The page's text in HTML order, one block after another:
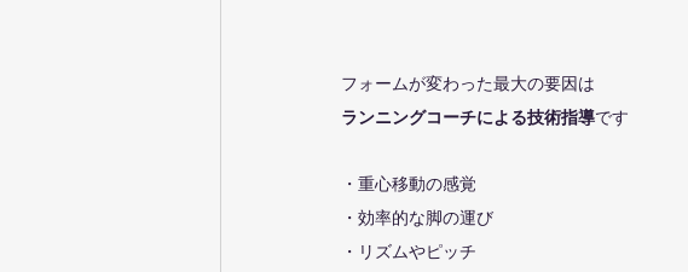
フォームが変わった最大の要因は
ランニングコーチによる技術指導です
・重心移動の感覚
・効率的な脚の運び
・リズムやピッチ